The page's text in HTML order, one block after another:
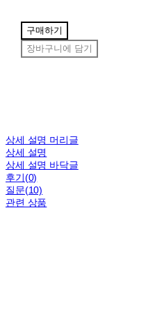
구매하기
장바구니에 담기
상세 설명 머리글
상세 설명
상세 설명 바닥글
후기(0)
질문(10)
관련 상품